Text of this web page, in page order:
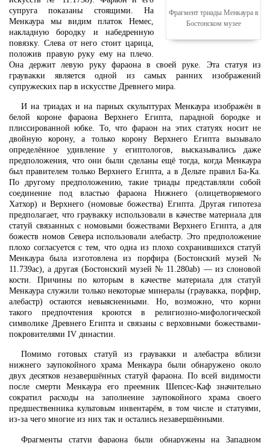
Фрагмент триады Менкаура в
Бостонском музее
супруга показаны стоящими. На
Менкаура мы видим платок Немес,
накладную бородку и набедренную
повязку. Слева от него стоит царица,
положив правую руку ему на плечо.
Она держит левую руку фараона в своей руке. Эта статуя из
граувакки является одной из самых ранних изображений
супружеских пар в искусстве Древнего мира.
И на триадах и на парных скульптурах Менкаура изображён в
белой короне фараона Верхнего Египта, парадной бородке и
плиссированной юбке. То, что фараон на этих статуях носит не
двойную корону, а только корону Верхнего Египта вызывало
определённое удивление у египтологов, высказывались даже
предположения, что они были сделаны ещё тогда, когда Менкаура
был правителем только Верхнего Египта, а в Дельте правил Ба-Ка.
По другому предположению, такие триады представляли собой
соединение под властью фараона Нижнего (олицетворяемого
Хатхор) и Верхнего (номовые божества) Египта. Другая гипотеза
предполагает, что граувакку использовали в качестве материала для
статуй связанных с номовыми божествами Верхнего Египта, а для
божеств номов Севера использовали алебастр. Это предположение
плохо согласуется с тем, что одна из плохо сохранившихся статуй
Менкаура была изготовлена из порфира (Бостонский музей №
11.739ac), а другая (Бостонский музей № 11.280ab) — из слоновой
кости. Причины по которым в качестве материала для статуй
Менкаура служили только некоторые минералы (граувакка, порфир,
алебастр) остаются невыясненными. Но, возможно, что корни
такого предпочтения кроются в религиозно-мифологической
символике Древнего Египта и связаны с верховными божествами-
покровителями IV династии.
Помимо готовых статуй из граувакки и алебастра вблизи
нижнего заупокойного храма Менкаура были обнаружено около
двух десятков незавершённых статуй фараона. По всей видимости
после смерти Менкаура его преемник Шепсес-Каф значительно
сократил расходы на заполнение заупокойного храма своего
предшественника культовым инвентарём, в том числе и статуями,
из-за чего многие из них так и остались незавершёнными.
Фрагменты статуи фараона были обнаружены на Западном